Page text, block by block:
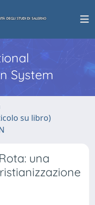
System
su libro)
una